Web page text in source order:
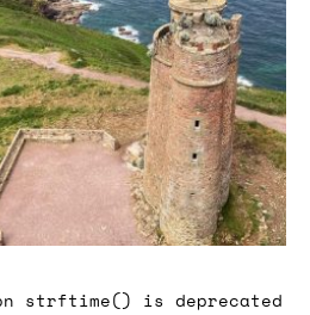
strftime() is deprecated